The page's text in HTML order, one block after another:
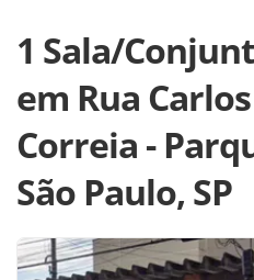
1 Sala/
em Rua
Correia -
São Paulo, SP